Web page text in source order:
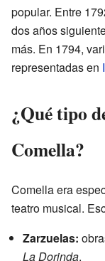
popular. Entre
dos años
más. En 1794,
representadas en
¿Qué tipo
Comella?
Comella era
teatro musical.
Zarzuelas:
La Dorinda.